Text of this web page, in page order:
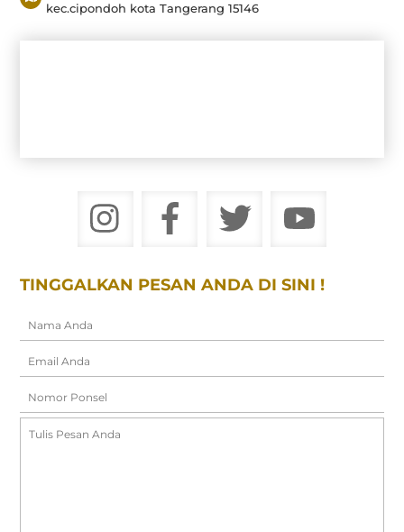
kec.cipondoh kota Tangerang 15146
TINGGALKAN PESAN ANDA DI SINI !